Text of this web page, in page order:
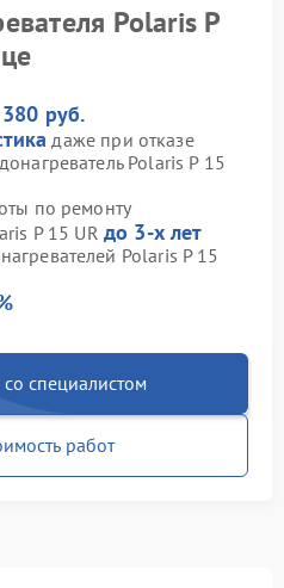
Polaris P
руб.
даже при отказе
Polaris P 15
по ремонту
P 15 UR до 3-х лет
Polaris P 15
со специалистом
работ